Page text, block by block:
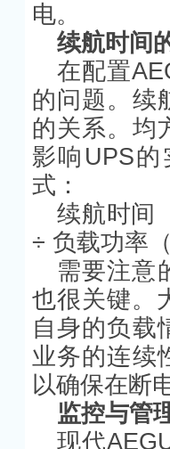
电。
续航时间
在配置
的问题。续
的关系。均
影响UPS
式：
续航时间
÷ 负载功率
需要注意
也很关键。
自身的负载
业务的连续
以确保在断
监控与管
现代